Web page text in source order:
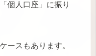
個人口座」に振り
ースもあります。